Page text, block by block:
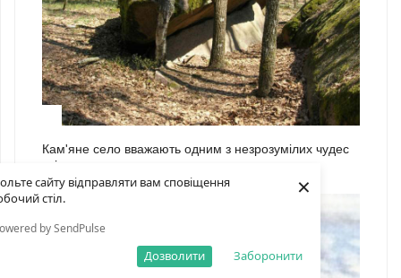
сайту відправляти вам сповіщення
стіл.
by SendPulse
Заборонити
Дозволити
×
Кам'яне село вважають одним з незрозумілих чудес
світу